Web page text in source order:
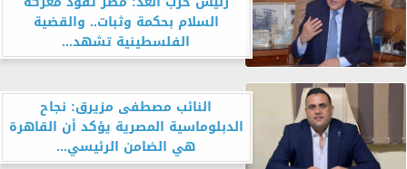
السلام بحكمة وثبات.. والقضية
الفلسطينية تشهد...
النائب مصطفى مزيرق: نجاح
الدبلوماسية المصرية يؤكد أن القاهرة
هي الضامن الرئيسي...